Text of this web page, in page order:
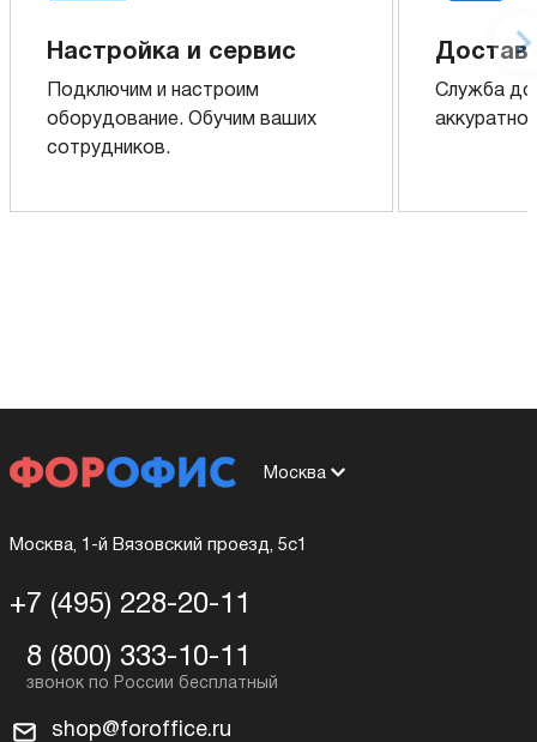
Настройка и сервис
Подключим и настроим
оборудование. Обучим ваших
сотрудников.
Служба
аккуратно
Москва
Москва, 1-й Вязовский проезд, 5с1
+7 (495) 228-20-11
8 (800) 333-10-11
shop@foroffice.ru